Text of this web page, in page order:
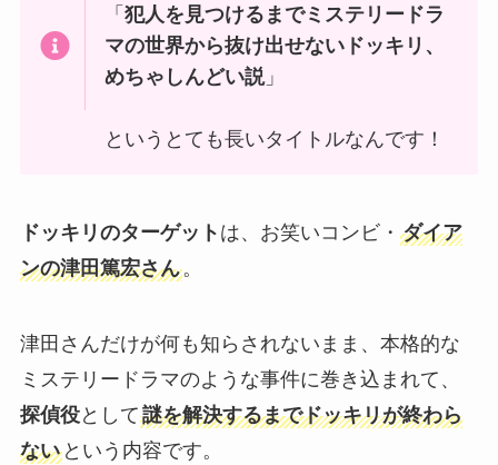
「犯人を見つけるまでミステリードラ
マの世界から抜け出せないドッキリ、
めちゃしんどい説」
というとても長いタイトルなんです！
ドッキリのターゲット は、お笑いコンビ・ ダイア
ンの津田篤宏さん。
津田さんだけが何も知らされないまま、本格的な
ミステリードラマのような事件に巻き込まれて、
探偵役として謎を解決するまでドッキリが終わら
ないという内容です。